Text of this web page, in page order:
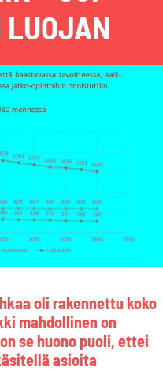
oli rakennettu koko
mahdollinen on
se huono puoli, ettei
asioita